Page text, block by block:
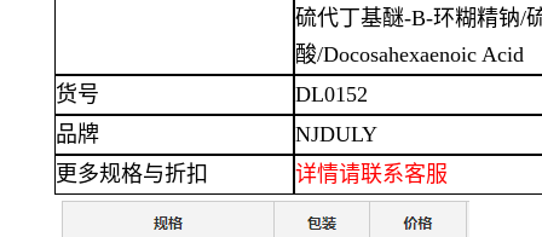
硫代丁基醚-Β-环糊精钠/
酸/Docosahexaenoic Acid
货号
DL0152
品牌
NJDULY
更多规格与折扣
详情请联系客服